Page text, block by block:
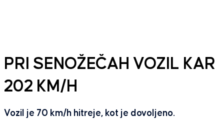
PRI SENOŽEČAH VOZIL KAR
202 KM/H
Vozil je 70 km/h hitreje, kot je dovoljeno.